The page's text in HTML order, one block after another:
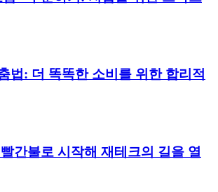
법: 더 똑똑한 소비를 위한 합리적
간불로 시작해 재테크의 길을 열